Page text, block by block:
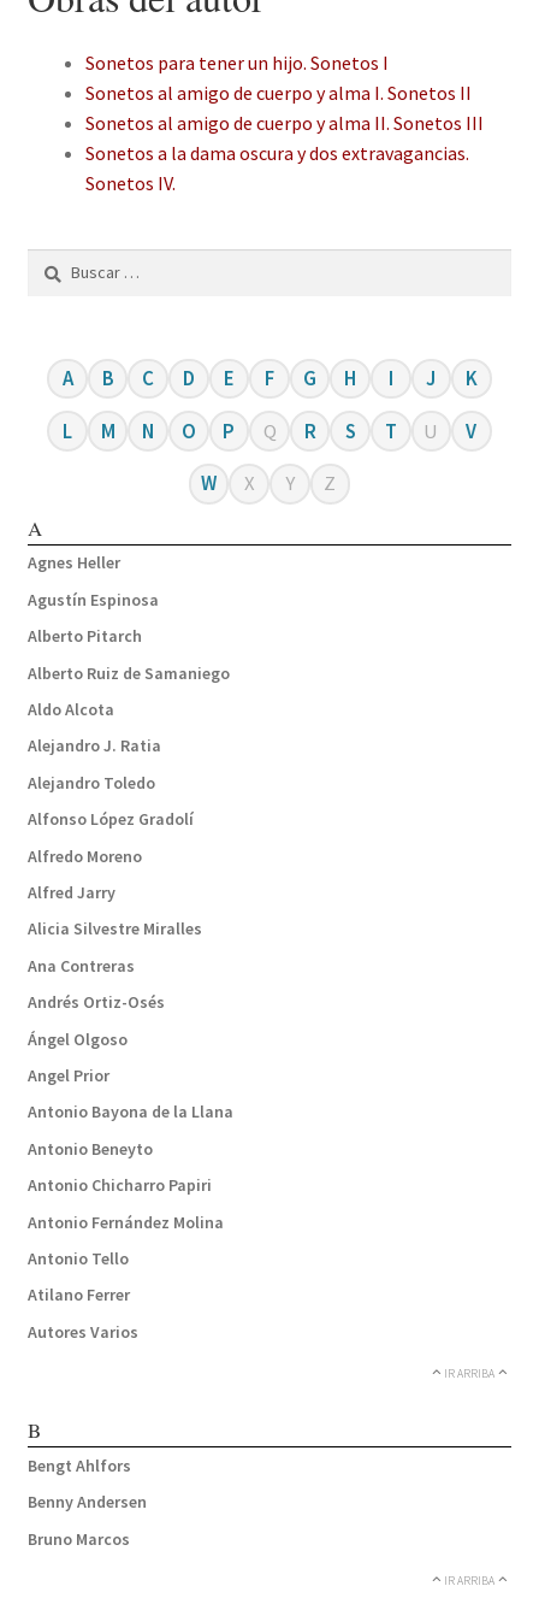
Sonetos para tener un hijo. Sonetos I
Sonetos al amigo de cuerpo y alma I. Sonetos II
Sonetos al amigo de cuerpo y alma II. Sonetos III
Sonetos a la dama oscura y dos extravagancias.
Sonetos IV.
A B C D E F G H I J
K
L
M N O P Q R S T U
V
W
X Y Z
A
Agnes Heller
Agustín Espinosa
Alberto Pitarch
Alberto Ruiz de Samaniego
Aldo Alcota
Alejandro J. Ratia
Alejandro Toledo
Alfonso López Gradolí
Alfredo Moreno
Alfred Jarry
Alicia Silvestre Miralles
Ana Contreras
Andrés Ortiz-Osés
Ángel Olgoso
Angel Prior
Antonio Bayona de la Llana
Antonio Beneyto
Antonio Chicharro Papiri
Antonio Fernández Molina
Antonio Tello
Atilano Ferrer
Autores Varios
IR ARRIBA
B
Bengt Ahlfors
Benny Andersen
Bruno Marcos
IR ARRIBA